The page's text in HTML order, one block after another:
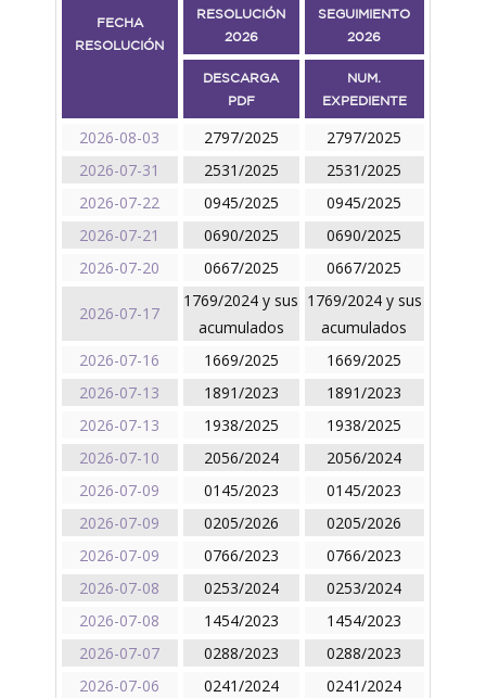
FECHA
RESOLUCIÓN
RESOLUCIÓN
2026
SEGUIMIENTO
2026
DESCARGA
PDF
NUM.
EXPEDIENTE
2026-08-03 2797/2025
2797/2025
2026-07-31
2531/2025
2531/2025
2026-07-22
0945/2025
0945/2025
2026-07-21
0690/2025
0690/2025
2026-07-20
0667/2025 0667/2025
2026-07-17
1769/2024 y sus
acumulados
1769/2024 y sus
acumulados
2026-07-16
1669/2025
1669/2025
2026-07-13
1891/2023
1891/2023
2026-07-13
1938/2025
1938/2025
2026-07-10
2056/2024
2056/2024
2026-07-09
0145/2023
0145/2023
2026-07-09
0205/2026
0205/2026
2026-07-09
0766/2023
0766/2023
2026-07-08
0253/2024
0253/2024
2026-07-08
1454/2023
1454/2023
2026-07-07
0288/2023
0288/2023
2026-07-06
0241/2024
0241/2024